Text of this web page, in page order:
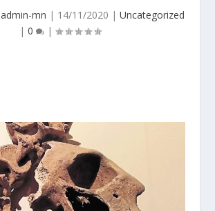
admin-mn | 14/11/2020 | Uncategorized
| 0 |